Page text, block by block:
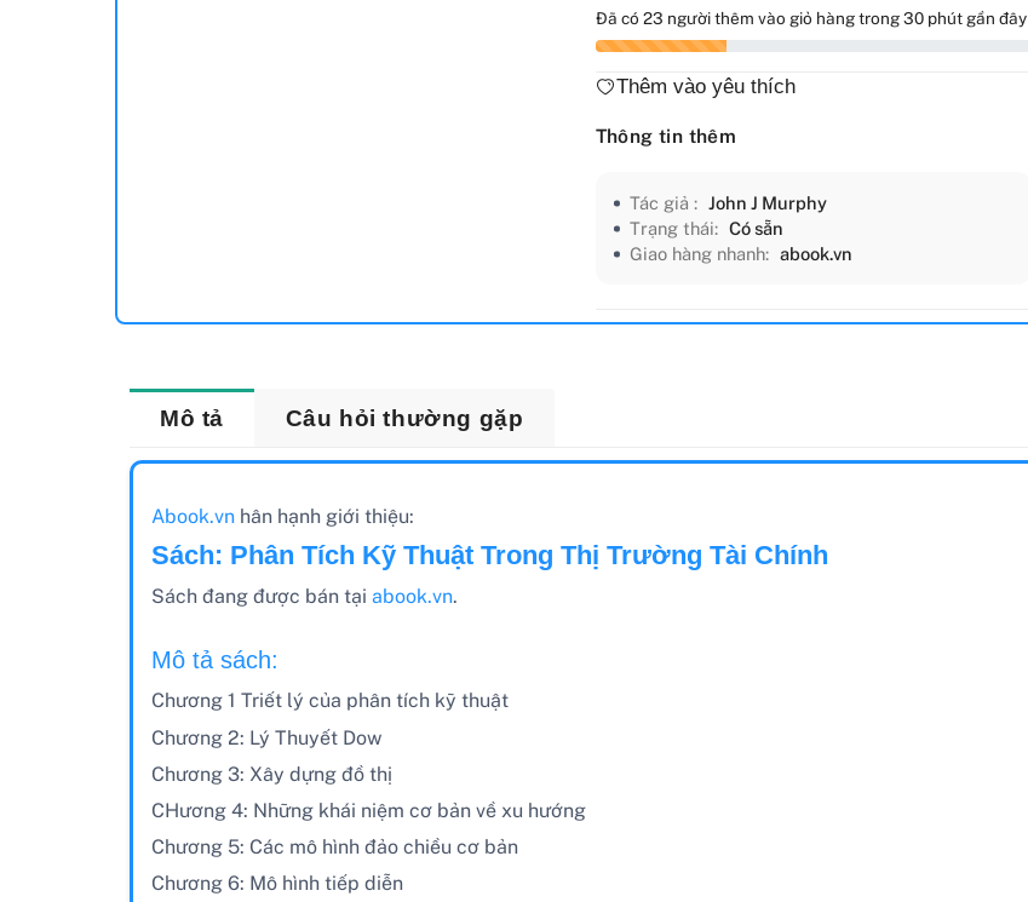
Đã có 23 người thêm vào giỏ hàng trong 30 phút gần đây
Thêm vào yêu thích
Thông tin thêm
Tác giả : John J Murphy
Trạng thái: Có sẵn
Giao hàng nhanh: abook.vn
Mô tả Câu hỏi thường gặp
Abook.vnhân hạnh giới thiệu:
Sách: Phân Tích Kỹ Thuật Trong Thị Trường Tài Chính
Sách đang được bán tại abook.vn.
Mô tả sách:
Chương 1 Triết lý của phân tích kỹ thuật
Chương 2: Lý Thuyết Dow
Chương 3: Xây dựng đồ thị
CHương 4: Những khái niệm cơ bản về xu hướng
Chương 5: Các mô hình đảo chiều cơ bản
Chương 6: Mô hình tiếp diễn